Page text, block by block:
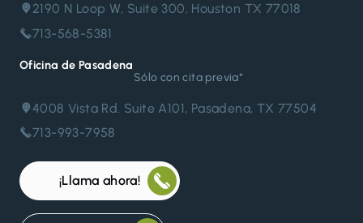
2190 N Loop W, Suite 300, Houston TX 77018
713-568-5381
Oficina de Pasadena
Sólo con cita previa*
4008 Vista Rd. Suite A101, Pasadena, TX 77504
713-993-7958
¡Llama ahora!